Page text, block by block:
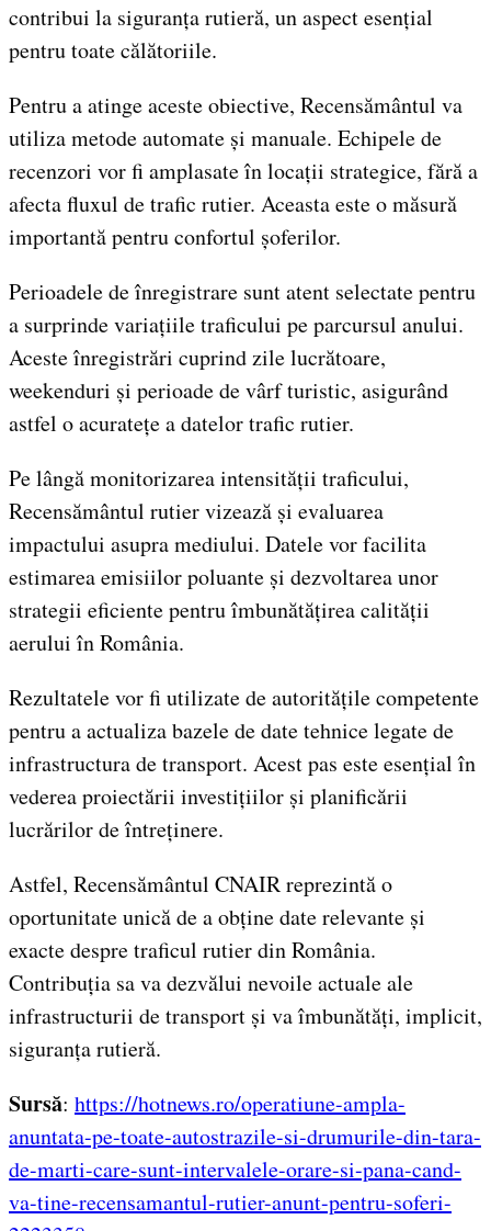
contribui la siguranța rutieră, un aspect esențial
pentru toate călătoriile.
Pentru a atinge aceste obiective, Recensământul va
utiliza metode automate și manuale. Echipele de
recenzori vor fi amplasate în locații strategice, fără a
afecta fluxul de trafic rutier. Aceasta este o măsură
importantă pentru confortul șoferilor.
Perioadele de înregistrare sunt atent selectate pentru
a surprinde variațiile traficului pe parcursul anului.
Aceste înregistrări cuprind zile lucrătoare,
weekenduri și perioade de vârf turistic, asigurând
astfel o acuratețe a datelor trafic rutier.
Pe lângă monitorizarea intensității traficului,
Recensământul rutier vizează și evaluarea
impactului asupra mediului. Datele vor facilita
estimarea emisiilor poluante și dezvoltarea unor
strategii eficiente pentru îmbunătățirea calității
aerului în România.
Rezultatele vor fi utilizate de autoritățile competente
pentru a actualiza bazele de date tehnice legate de
infrastructura de transport. Acest pas este esențial în
vederea proiectării investițiilor și planificării
lucrărilor de întreținere.
Astfel, Recensământul CNAIR reprezintă o
oportunitate unică de a obține date relevante și
exacte despre traficul rutier din România.
Contribuția sa va dezvălui nevoile actuale ale
infrastructurii de transport și va îmbunătăți, implicit,
siguranța rutieră.
Sursă: https://hotnews.ro/operatiune-ampla-
anuntata-pe-toate-autostrazile-si-drumurile-din-tara-
de-marti-care-sunt-intervalele-orare-si-pana-cand-
va-tine-recensamantul-rutier-anunt-pentru-soferi-